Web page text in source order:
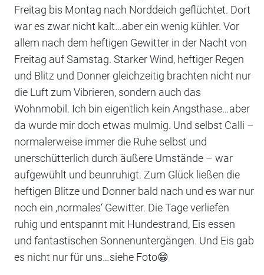
Freitag bis Montag nach Norddeich geflüchtet. Dort
war es zwar nicht kalt…aber ein wenig kühler. Vor
allem nach dem heftigen Gewitter in der Nacht von
Freitag auf Samstag. Starker Wind, heftiger Regen
und Blitz und Donner gleichzeitig brachten nicht nur
die Luft zum Vibrieren, sondern auch das
Wohnmobil. Ich bin eigentlich kein Angsthase…aber
da wurde mir doch etwas mulmig. Und selbst Calli –
normalerweise immer die Ruhe selbst und
unerschütterlich durch äußere Umstände – war
aufgewühlt und beunruhigt. Zum Glück ließen die
heftigen Blitze und Donner bald nach und es war nur
noch ein ‚normales‘ Gewitter. Die Tage verliefen
ruhig und entspannt mit Hundestrand, Eis essen
und fantastischen Sonnenuntergängen. Und Eis gab
es nicht nur für uns…siehe Foto😁